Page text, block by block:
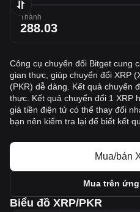
Thành
Công cụ chuyển đổi Bitget cung
gian thực, giúp chuyển đổi XRP
(PKR) dễ dàng. Kết quả chuyển
thực. Kết quả chuyển đổi 1 XRP
giá tiền điện tử có thể thay đổi
bạn nên kiểm tra lại để biết kết
Mua/bán
Mua trên
Biểu đồ XRP/PKR